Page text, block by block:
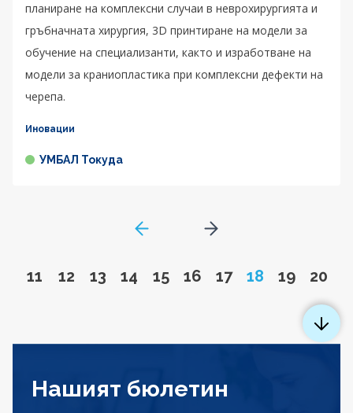
планиране на комплексни случаи в неврохирургията и
гръбначната хирургия, 3D принтиране на модели за
обучение на специализанти, както и изработване на
модели за краниопластика при комплексни дефекти на
черепа.
Иновации
УМБАЛ Токуда
GoToPreviousPage
Go to page
11 Go to page
12 Go to page
13 Go to page
14 Go to page
15 Go to page
16 Go to page
17 Page
18 Go to
19 Go
20
Go to next page
Нашият бюлетин